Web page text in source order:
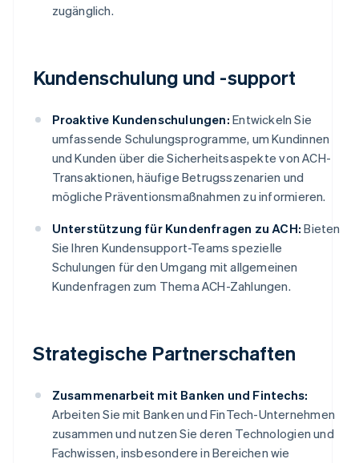
zugänglich.
Kundenschulung und -support
Proaktive Kundenschulungen: Entwickeln Sie
umfassende Schulungsprogramme, um Kundinnen
und Kunden über die Sicherheitsaspekte von ACH-
Transaktionen, häufige Betrugsszenarien und
mögliche Präventionsmaßnahmen zu informieren.
Unterstützung für Kundenfragen zu ACH: Bieten
Sie Ihren Kundensupport-Teams spezielle
Schulungen für den Umgang mit allgemeinen
Kundenfragen zum Thema ACH-Zahlungen.
Strategische Partnerschaften
Zusammenarbeit mit Banken und Fintechs:
Arbeiten Sie mit Banken und FinTech-Unternehmen
zusammen und nutzen Sie deren Technologien und
Fachwissen, insbesondere in Bereichen wie